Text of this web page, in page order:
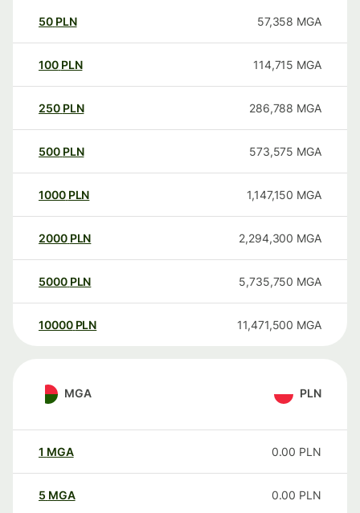
50 PLN 57,358 MGA
100 PLN 114,715 MGA
250 PLN 286,788 MGA
500 PLN 573,575 MGA
1000 PLN 1,147,150 MGA
2000 PLN 2,294,300 MGA
5000 PLN 5,735,750 MGA
10000 PLN 11,471,500 MGA
MGA PLN
1 MGA 0.00 PLN
5 MGA 0.00 PLN